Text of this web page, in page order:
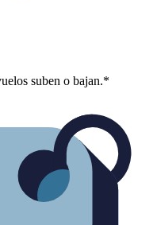
suben o bajan.*